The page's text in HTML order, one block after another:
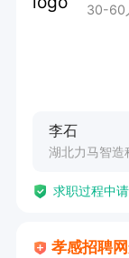
30-60
李石
湖北力马智造
求职过程中
孝感招聘